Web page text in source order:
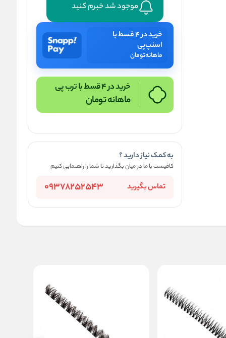
موجود شد خبرم کنید
خرید در ۴ قسط با
اسنپ‌پی
ماهانهتومان
خرید در 4 قسط با ترب پی
ماهانهتومان
به کمک نیاز دارید ؟
کافیست با ما در میان بگذارید تا شما را راهنمایی کنیم
تماس بگیرید 09378252543